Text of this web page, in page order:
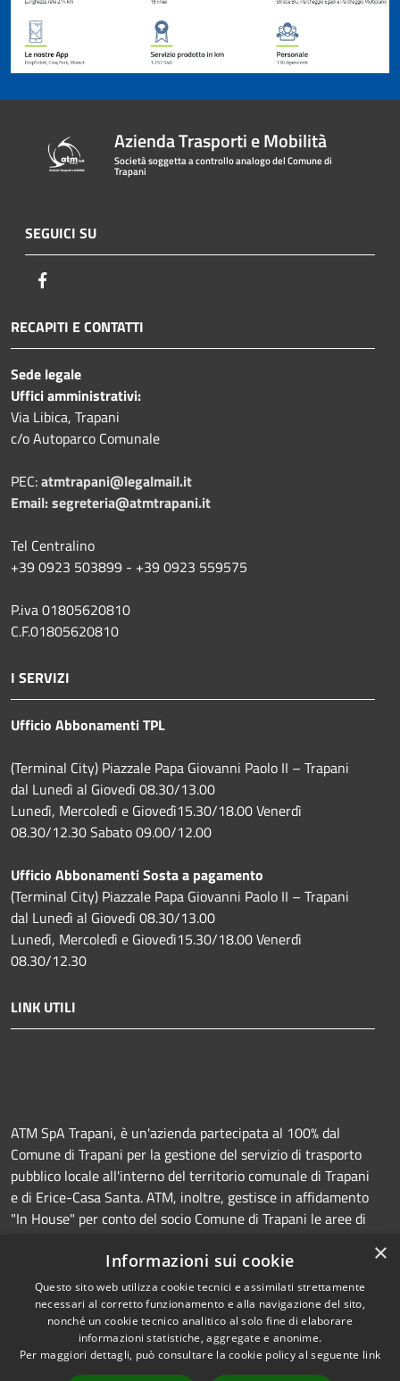
Azienda Trasporti e Mobilità
Società soggetta a controllo analogo del Comune di
Trapani
SEGUICI SU
RECAPITI E CONTATTI
Sede legale
Uffici amministrativi:
Via Libica, Trapani
c/o Autoparco Comunale
PEC:atmtrapani@legalmail.it
Email:segreteria@atmtrapani.it
Tel Centralino
+39 0923 503899 - +39 0923 559575
P.iva 01805620810
C.F.01805620810
I SERVIZI
Ufficio Abbonamenti TPL
(Terminal City) Piazzale Papa Giovanni Paolo II – Trapani
dal Lunedì al Giovedì 08.30/13.00
Lunedì, Mercoledì e Giovedì15.30/18.00 Venerdì
08.30/12.30 Sabato 09.00/12.00
Ufficio Abbonamenti Sosta a pagamento
(Terminal City) Piazzale Papa Giovanni Paolo II – Trapani
dal Lunedì al Giovedì 08.30/13.00
Lunedì, Mercoledì e Giovedì15.30/18.00 Venerdì
08.30/12.30
LINK UTILI
ATM SpA Trapani, è un'azienda partecipata al 100% dal
Comune di Trapani per la gestione del servizio di trasporto
pubblico locale all'interno del territorio comunale di Trapani
e di Erice-Casa Santa. ATM, inoltre, gestisce in affidamento
"In House" per conto del socio Comune di Trapani le aree di
manutenzione della segnaletica orizzontale e verticale.
RSS
Accessibilità
Copyright © 2026 • Azienda
Trasporti e Mobilità • Powered
×
Informazioni sui cookie
Questo sito web utilizza cookie tecnici e assimilati strettamente
necessari al corretto funzionamento e alla navigazione del sito,
nonché un cookie tecnico analitico al solo fine di elaborare
informazioni statistiche, aggregate e anonime.
Per maggiori dettagli, può consultare la cookie policy al seguente link